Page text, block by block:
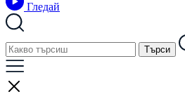
Гледай